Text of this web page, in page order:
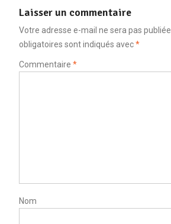
Laisser un commentaire
Votre adresse e-mail ne sera pas publiée.
obligatoires sont indiqués avec*
Commentaire *
Nom